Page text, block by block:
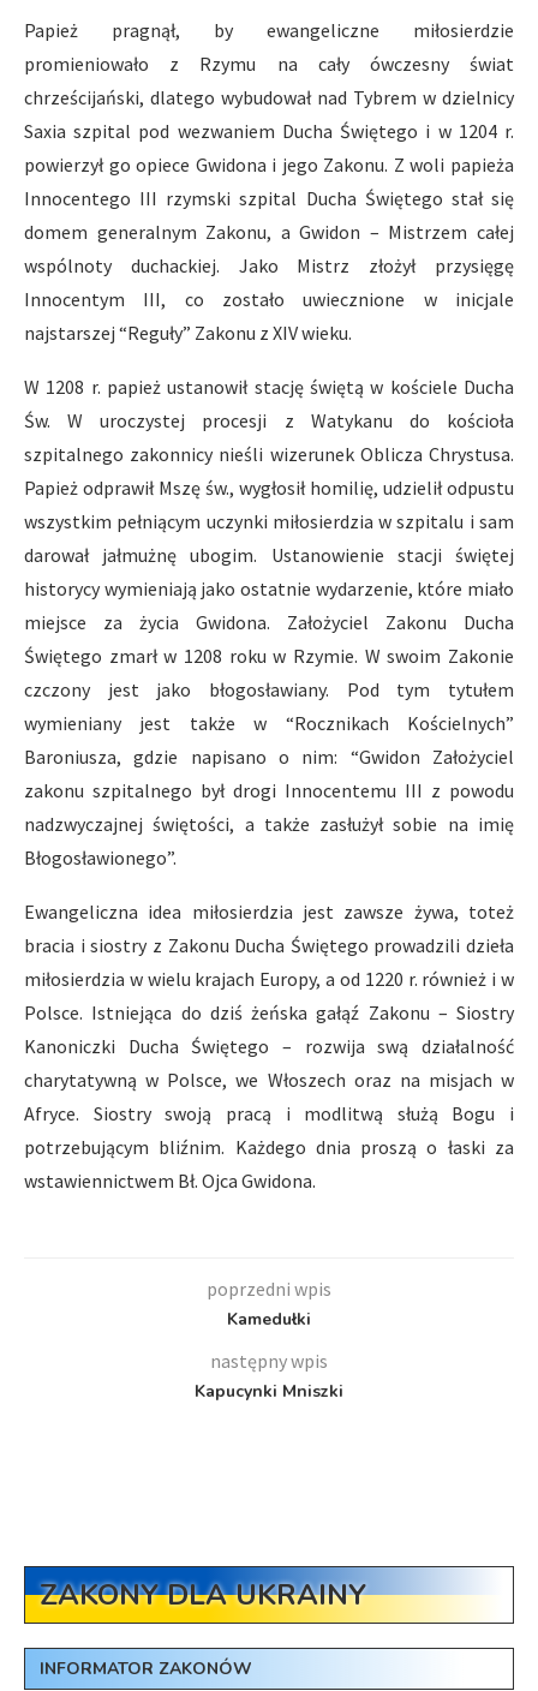
Papież pragnął, by ewangeliczne miłosierdzie
promieniowało z Rzymu na cały ówczesny świat
chrześcijański, dlatego wybudował nad Tybrem w dzielnicy
Saxia szpital pod wezwaniem Ducha Świętego i w 1204 r.
powierzył go opiece Gwidona i jego Zakonu. Z woli papieża
Innocentego III rzymski szpital Ducha Świętego stał się
domem generalnym Zakonu, a Gwidon – Mistrzem całej
wspólnoty duchackiej. Jako Mistrz złożył przysięgę
Innocentym III, co zostało uwiecznione w inicjale
najstarszej “Reguły” Zakonu z XIV wieku.
W 1208 r. papież ustanowił stację świętą w kościele Ducha
Św. W uroczystej procesji z Watykanu do kościoła
szpitalnego zakonnicy nieśli wizerunek Oblicza Chrystusa.
Papież odprawił Mszę św., wygłosił homilię, udzielił odpustu
wszystkim pełniącym uczynki miłosierdzia w szpitalu i sam
darował jałmużnę ubogim. Ustanowienie stacji świętej
historycy wymieniają jako ostatnie wydarzenie, które miało
miejsce za życia Gwidona. Założyciel Zakonu Ducha
Świętego zmarł w 1208 roku w Rzymie. W swoim Zakonie
czczony jest jako błogosławiany. Pod tym tytułem
wymieniany jest także w “Rocznikach Kościelnych”
Baroniusza, gdzie napisano o nim: “Gwidon Założyciel
zakonu szpitalnego był drogi Innocentemu III z powodu
nadzwyczajnej świętości, a także zasłużył sobie na imię
Błogosławionego”.
Ewangeliczna idea miłosierdzia jest zawsze żywa, toteż
bracia i siostry z Zakonu Ducha Świętego prowadzili dzieła
miłosierdzia w wielu krajach Europy, a od 1220 r. również i w
Polsce. Istniejąca do dziś żeńska gałąź Zakonu – Siostry
Kanoniczki Ducha Świętego – rozwija swą działalność
charytatywną w Polsce, we Włoszech oraz na misjach w
Afryce. Siostry swoją pracą i modlitwą służą Bogu i
potrzebującym bliźnim. Każdego dnia proszą o łaski za
wstawiennictwem Bł. Ojca Gwidona.
poprzedni wpis
Kamedułki
następny wpis
Kapucynki Mniszki
ZAKONY DLA UKRAINY
INFORMATOR ZAKONÓW